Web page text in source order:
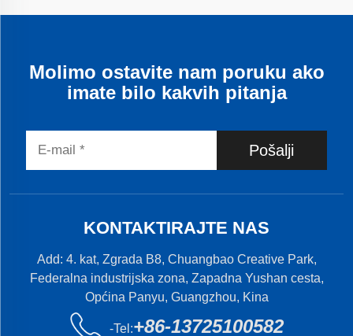
Molimo ostavite nam poruku ako
imate bilo kakvih pitanja
Pošalji
KONTAKTIRAJTE NAS
Add: 4. kat, Zgrada B8, Chuangbao Creative Park,
Federalna industrijska zona, Zapadna Yushan cesta,
Općina Panyu, Guangzhou, Kina
-Tel:+86-13725100582